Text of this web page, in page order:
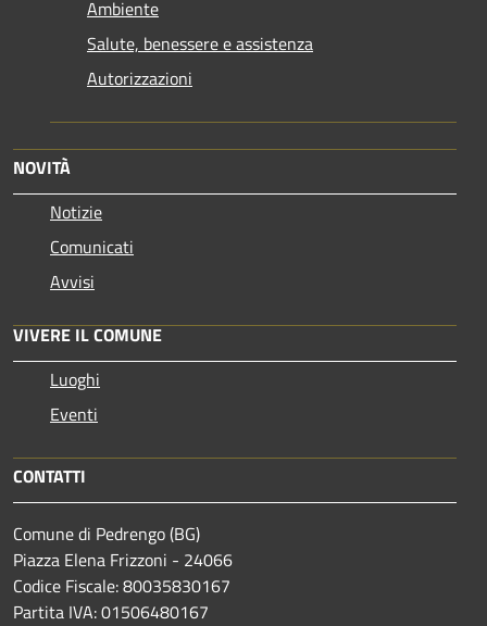
Ambiente
Salute, benessere e assistenza
Autorizzazioni
NOVITÀ
Notizie
Comunicati
Avvisi
VIVERE IL COMUNE
Luoghi
Eventi
CONTATTI
Comune di Pedrengo (BG)
Piazza Elena Frizzoni - 24066
Codice Fiscale: 80035830167
Partita IVA: 01506480167